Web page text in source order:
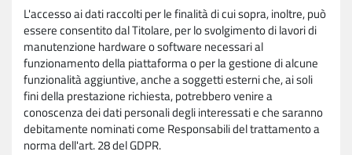
L'accesso ai dati raccolti per le finalità di cui sopra, inoltre, può
essere consentito dal Titolare, per lo svolgimento di lavori di
manutenzione hardware o software necessari al
funzionamento della piattaforma o per la gestione di alcune
funzionalità aggiuntive, anche a soggetti esterni che, ai soli
fini della prestazione richiesta, potrebbero venire a
conoscenza dei dati personali degli interessati e che saranno
debitamente nominati come Responsabili del trattamento a
norma dell'art. 28 del GDPR.